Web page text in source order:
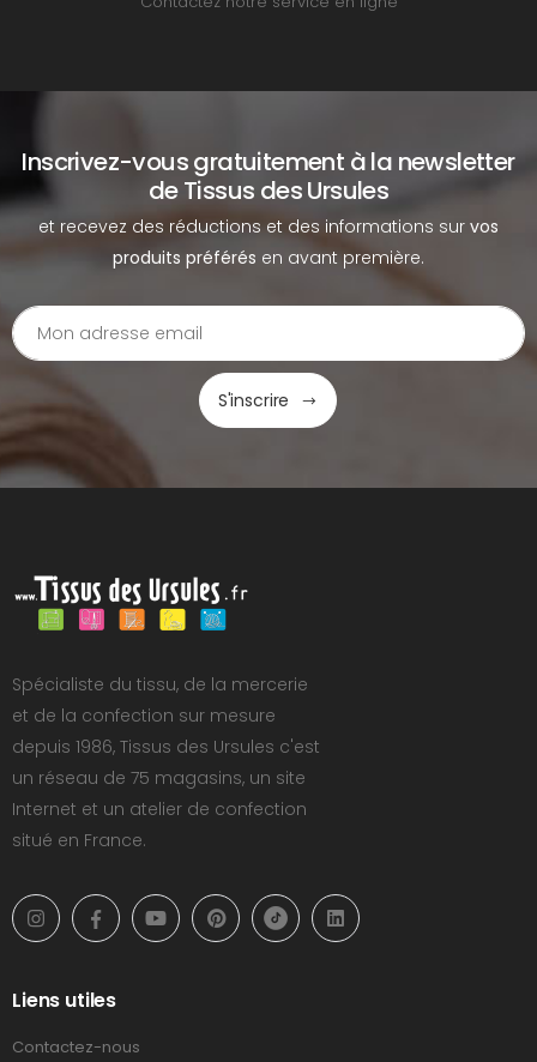
Inscrivez-vous gratuitement à la newsletter
de Tissus des Ursules
et recevez des réductions et des informations sur vos
produits préférés en avant première.
S'inscrire
Spécialiste du tissu, de la mercerie
et de la confection sur mesure
depuis 1986, Tissus des Ursules c'est
un réseau de 75 magasins, un site
Internet et un atelier de confection
situé en France.
Liens utiles
Contactez-nous